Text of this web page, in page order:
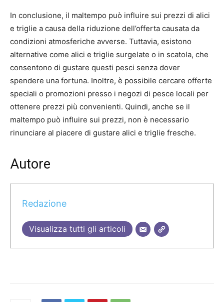
In conclusione, il maltempo può influire sui prezzi di alici
e triglie a causa della riduzione dell’offerta causata da
condizioni atmosferiche avverse. Tuttavia, esistono
alternative come alici e triglie surgelate o in scatola, che
consentono di gustare questi pesci senza dover
spendere una fortuna. Inoltre, è possibile cercare offerte
speciali o promozioni presso i negozi di pesce locali per
ottenere prezzi più convenienti. Quindi, anche se il
maltempo può influire sui prezzi, non è necessario
rinunciare al piacere di gustare alici e triglie fresche.
Autore
Redazione
Visualizza tutti gli articoli